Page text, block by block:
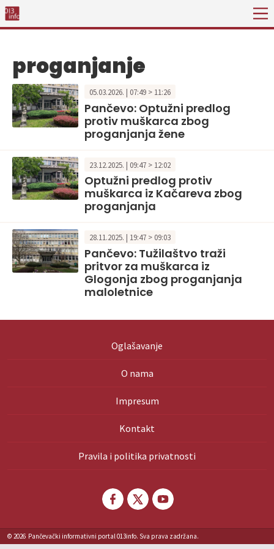
proganjanje
05.03.2026. | 07:49 > 11:26
Pančevo: Optužni predlog
protiv muškarca zbog
proganjanja žene
23.12.2025. | 09:47 > 12:02
Optužni predlog protiv
muškarca iz Kačareva zbog
proganjanja
28.11.2025. | 19:47 > 09:03
Pančevo: Tužilaštvo traži
pritvor za muškarca iz
Glogonja zbog proganjanja
maloletnice
Oglašavanje
O nama
Impresum
Kontakt
Pravila i politika privatnosti
© 2026 Pančevački informativni portal 013info. Sva prava zadržana.